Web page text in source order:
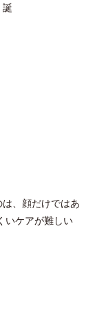
、顔だけではあ
いケアが難しい